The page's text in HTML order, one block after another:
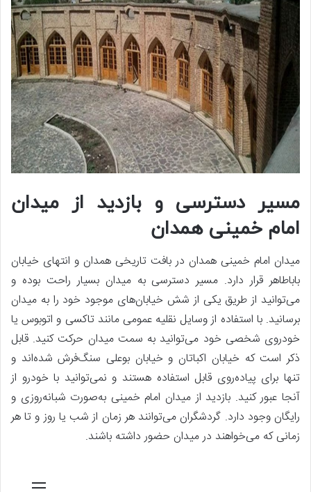
مسیر دسترسی و بازدید از میدان
امام خمینی همدان
میدان امام خمینی همدان در بافت تاریخی همدان و انتهای خیابان
باباطاهر قرار دارد. مسیر دسترسی به میدان بسیار راحت بوده و
می‌توانید از طریق یکی از شش خیابان‌های موجود خود را به میدان
برسانید. با استفاده از وسایل نقلیه عمومی مانند تاکسی و اتوبوس یا
خودروی شخصی خود می‌توانید به سمت میدان حرکت کنید. قابل
ذکر است که خیابان اکباتان و خیابان بوعلی سنگ‌فرش شده‌اند و
تنها برای پیاده‌روی قابل استفاده هستند و نمی‌توانید با خودرو از
آنجا عبور کنید. بازدید از میدان امام خمینی به‌صورت شبانه‌روزی و
رایگان وجود دارد. گردشگران می‌توانند هر زمان از شب یا روز و تا هر
زمانی که می‌خواهند در میدان حضور داشته باشند.